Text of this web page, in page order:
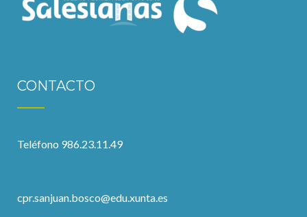
CONTACTO
Teléfono 986.23.11.49
cpr.sanjuan.bosco@edu.xunta.es